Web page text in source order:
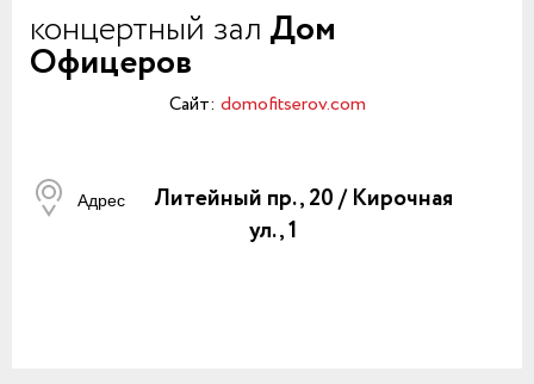
концертный зал Дом
Офицеров
Сайт: domofitserov.com
Адрес
Литейный пр., 20 / Кирочная
ул., 1